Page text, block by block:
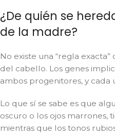
¿De quién se
de la madre?
No existe una “regla
del cabello. Los genes
ambos progenitores, y cada
Lo que sí se sabe es que
oscuro o los ojos marrones,
mientras que los tonos